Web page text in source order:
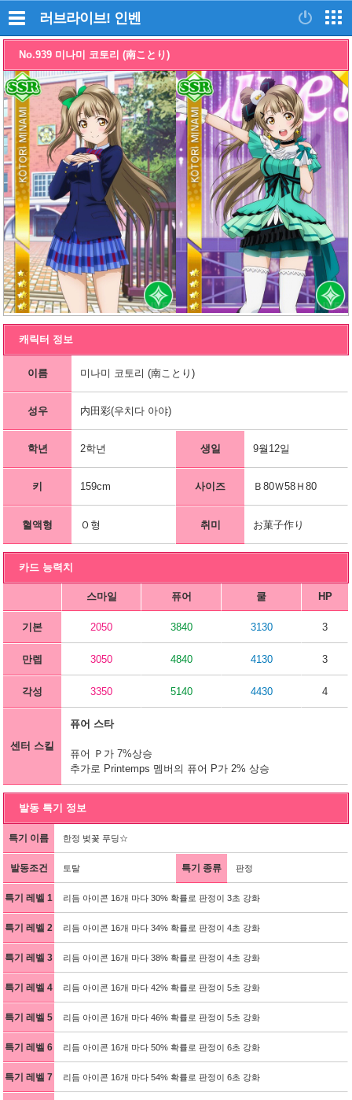
러브라이브! 인벤
No.939 미나미 코토리 (南ことり)
캐릭터 정보
이름 미나미 코토리 (南ことり)
성우 内田彩(우치다 아야)
학년 2학년 생일 9월12일
키 159cm 사이즈 Ｂ80Ｗ58Ｈ80
혈액형 Ｏ형 취미 お菓子作り
카드 능력치
스마일 퓨어 쿨 HP
기본 2050 3840 3130 3
만렙 3050 4840 4130 3
각성 3350 5140 4430 4
센터 스킬
퓨어 스타
퓨어 Ｐ가 7%상승
추가로 Printemps 멤버의 퓨어 P가 2% 상승
발동 특기 정보
특기 이름 한정 벚꽃 푸딩☆
발동조건 토탈 특기 종류 판정
특기 레벨 1 리듬 아이콘 16개 마다 30% 확률로 판정이 3초 강화
특기 레벨 2 리듬 아이콘 16개 마다 34% 확률로 판정이 4초 강화
특기 레벨 3 리듬 아이콘 16개 마다 38% 확률로 판정이 4초 강화
특기 레벨 4 리듬 아이콘 16개 마다 42% 확률로 판정이 5초 강화
특기 레벨 5 리듬 아이콘 16개 마다 46% 확률로 판정이 5초 강화
특기 레벨 6 리듬 아이콘 16개 마다 50% 확률로 판정이 6초 강화
특기 레벨 7 리듬 아이콘 16개 마다 54% 확률로 판정이 6초 강화